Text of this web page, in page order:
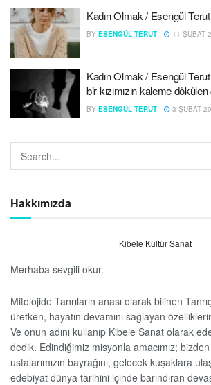
Kadın Olmak / Esengül Terut
BY ESENGÜL TERUT 11 ŞUBAT
Kadın Olmak / Esengül
bir kızımızın kaleme dökülen
BY ESENGÜL TERUT 3 ŞUBAT
Hakkımızda
Kibele Kültür Sanat
Merhaba sevgili okur.
Mitolojide Tanrıların anası olarak bilinen
üretken, hayatın devamını sağlayan
Ve onun adını kullanıp Kibele Sanat olarak
dedik. Edindiğimiz misyonla amacımız;
ustalarımızın bayrağını, gelecek kuşaklara
edebiyat dünya tarihini içinde barındıran